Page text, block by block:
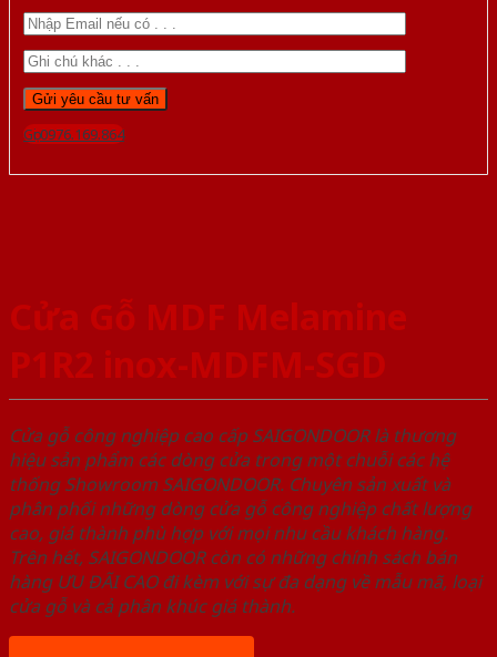
Gọi 0976.169.864
Cửa Gỗ MDF Melamine
P1R2 inox-MDFM-SGD
Cửa gỗ công nghiệp cao cấp SAIGONDOOR là thương
hiệu sản phẩm các dòng cửa trong một chuỗi các hệ
thống Showroom SAIGONDOOR. Chuyên sản xuất và
phân phối những dòng cửa gỗ công nghiệp chất lượng
cao, giá thành phù hợp với mọi nhu cầu khách hàng.
Trên hết, SAIGONDOOR còn có những chính sách bán
hàng ƯU ĐÃI CAO đi kèm với sự đa dạng về mẫu mã, loại
cửa gỗ và cả phân khúc giá thành.